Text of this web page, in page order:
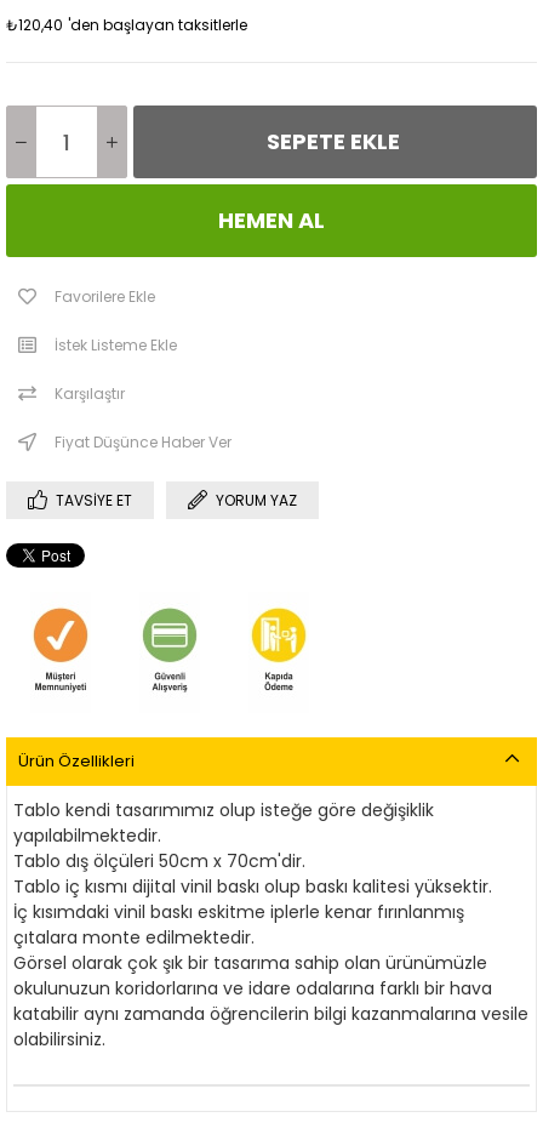
₺120,40 'den başlayan taksitlerle
Favorilere Ekle
İstek Listeme Ekle
Karşılaştır
Fiyat Düşünce Haber Ver
TAVSIYE ET YORUM YAZ
Ürün Özellikleri
Tablo kendi tasarımımız olup isteğe göre değişiklik
yapılabilmektedir.
Tablo dış ölçüleri 50cm x 70cm'dir.
Tablo iç kısmı dijital vinil baskı olup baskı kalitesi yüksektir.
İç kısımdaki vinil baskı eskitme iplerle kenar fırınlanmış
çıtalara monte edilmektedir.
Görsel olarak çok şık bir tasarıma sahip olan ürünümüzle
okulunuzun koridorlarına ve idare odalarına farklı bir hava
katabilir aynı zamanda öğrencilerin bilgi kazanmalarına vesile
olabilirsiniz.